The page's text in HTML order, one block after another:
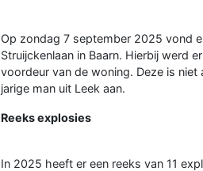
Op zondag 7 september 2025 vond
Struijckenlaan in Baarn. Hierbij werd
voordeur van de woning. Deze is
jarige man uit Leek aan.
Reeks explosies
In 2025 heeft er een reeks van 11